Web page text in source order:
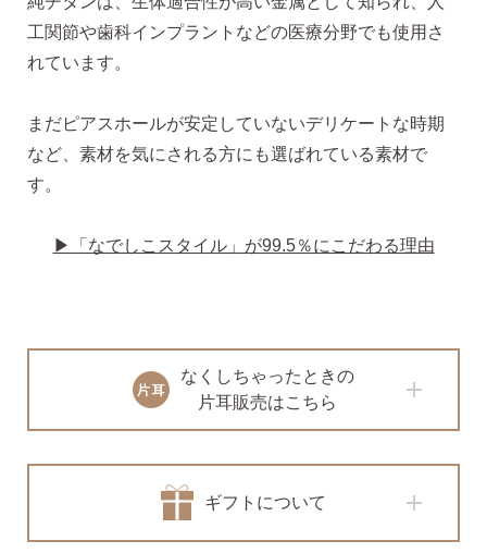
「ピアス初めてBOOK」同梱
（初回のみ）。
ピアスホールのお悩み相談室
ピアスホールアドバイザーによる、相談実績
工関節や歯科インプラントなどの医療分野でも使用さ
れています。
まだピアスホールが安定していないデリケートな時期
など、素材を気にされる方にも選ばれている素材で
す。
▶「なでしこスタイル」が99.5％にこだわる理由
なくしちゃったときの
片耳販売はこちら
ギフトについて